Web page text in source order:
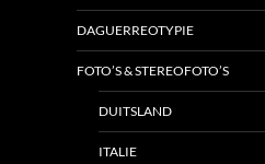
DAGUERREOTYPIE
FOTO’S & STEREOFOTO’S
DUITSLAND
ITALIE